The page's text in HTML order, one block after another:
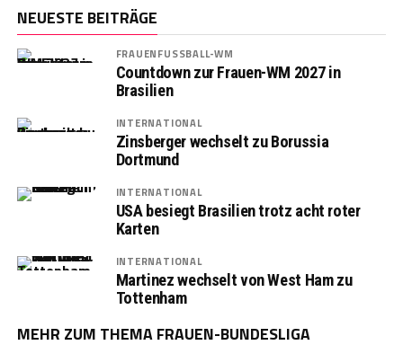
NEUESTE BEITRÄGE
FRAUENFUSSBALL-WM
Countdown zur Frauen-WM 2027 in
Brasilien
INTERNATIONAL
Zinsberger wechselt zu Borussia
Dortmund
INTERNATIONAL
USA besiegt Brasilien trotz acht roter
Karten
INTERNATIONAL
Martinez wechselt von West Ham zu
Tottenham
MEHR ZUM THEMA FRAUEN-BUNDESLIGA